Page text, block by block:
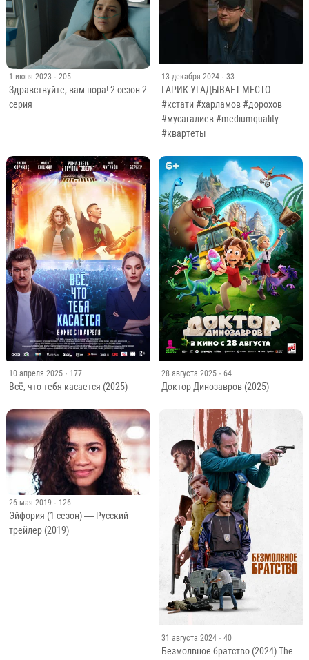
1 июня 2023 · 205
Здравствуйте, вам пора! 2 сезон 2
серия
13 декабря 2024 · 33
ГАРИК УГАДЫВАЕТ МЕСТО
#кстати #харламов #дорохов
#мусагалиев #mediumquality
#квартеты
10 апреля 2025 · 177
Всё, что тебя касается (2025)
28 августа 2025 · 64
Доктор Динозавров (2025)
26 мая 2019 · 126
Эйфория (1 сезон) — Русский
трейлер (2019)
31 августа 2024 · 40
Безмолвное братство (2024) The